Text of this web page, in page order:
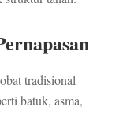
tradisional
batuk, asma,